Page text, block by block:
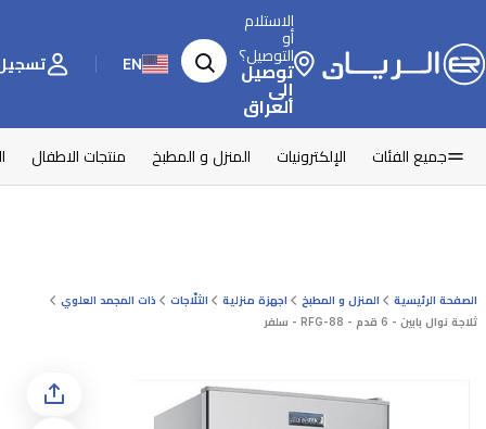
الاستلام
أو
التوصيل؟
توصيل
إلى
العراق
EN تسجيل
جميع الفئات الإلكترونيات المنزل و المطبخ منتجات الاطفال
الصفحة الرئيسية المنزل و المطبخ اجهزة منزلية الثلّاجات
ذات المجمد العلوي
ثلاجة نوال بابين - 6 قدم - RFG-88 - سلفر